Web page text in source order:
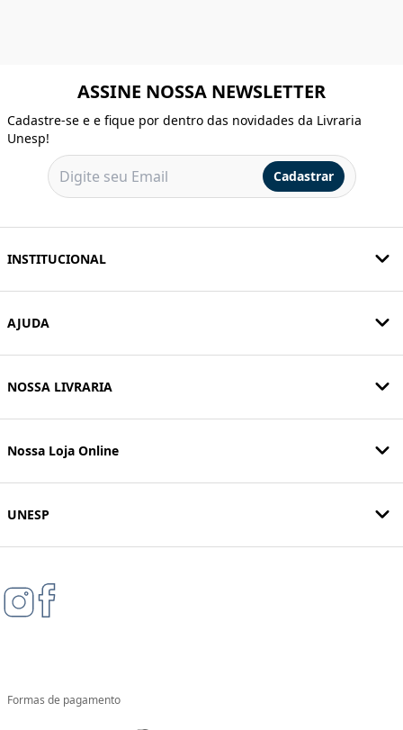
ASSINE NOSSA NEWSLETTER
Cadastre-se e e fique por dentro das novidades da Livraria
Unesp!
Cadastrar
INSTITUCIONAL
AJUDA
NOSSA LIVRARIA
Nossa Loja Online
UNESP
Formas de pagamento